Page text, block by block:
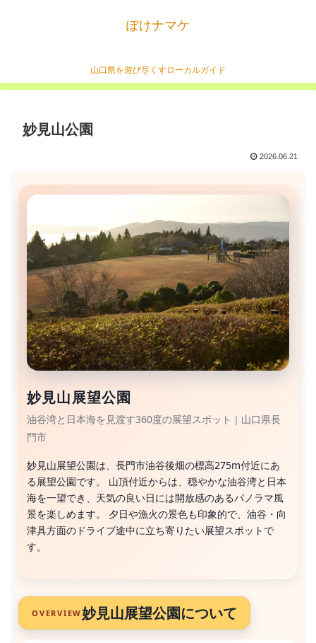
ぽけナマケ
山口県を遊び尽くすローカルガイド
妙見山公園
2026.06.21
妙見山展望公園
油谷湾と日本海を見渡す360度の展望スポット｜山口県長
門市
妙見山展望公園は、長門市油谷後畑の標高275m付近にあ
る展望公園です。 山頂付近からは、穏やかな油谷湾と日本
海を一望でき、天気の良い日には開放感のあるパノラマ風
景を楽しめます。 夕日や漁火の景色も印象的で、油谷・向
津具方面のドライブ途中に立ち寄りたい展望スポットで
す。
OVERVIEW妙見山展望公園について